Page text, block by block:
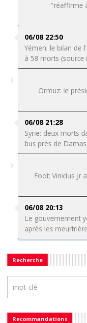
"réaffirme
06/08 22:50
Yémen: le bilan de
à 58 morts (source
Ormuz: le
06/08 21:28
Syrie: deux morts
bus près de
Foot: Vinicius Jr
06/08 20:13
Le gouvernement
après les
Recherche
Recommandations